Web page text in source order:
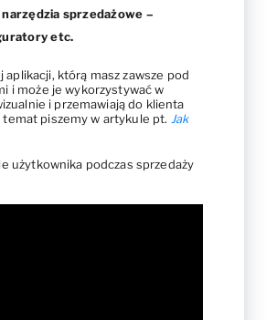
sprzedażowe –
etc.
aplikacji, którą masz zawsze pod
i może je wykorzystywać w
i przemawiają do klienta
piszemy w artykule pt. Jak
użytkownika podczas sprzedaży